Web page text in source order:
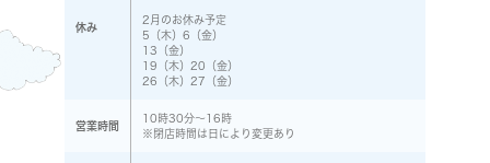
休み
2月のお休み予定
5（木）6（金）
13（金）
19（木）20（金）
26（木）27（金）
営業時間
10時30分～16時
※閉店時間は日により変更あり